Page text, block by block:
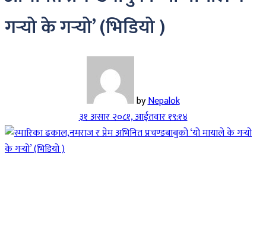
गर्‍यो के गर्‍यो’ (भिडियो )
byNepalok
३१ असार २०८१, आईतवार १९:१४